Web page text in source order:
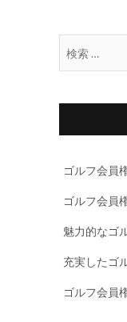
ゴルフ会員
ゴルフ会員
魅力的なゴ
充実したゴ
ゴルフ会員